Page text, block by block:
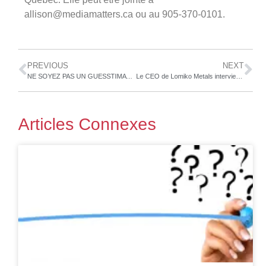
allison@mediamatters.ca ou au 905-370-0101.
PREVIOUS
NE SOYEZ PAS UN GUESSTIMATOR
NEXT
Le CEO de Lomiko Metals intervient à propos de la révolution des véhicules électriques lors de la Conférence sur la croissance émergente (Emerging Growth Conference), le 26 mai 2021
Articles Connexes